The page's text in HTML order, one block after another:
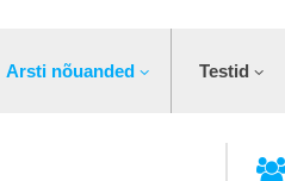
Arsti nõuanded Testid